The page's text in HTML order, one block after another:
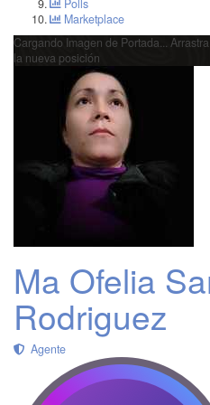
Polls
Marketplace
Cargando Imagen de Portada...
la nueva posición
Ma Ofelia
Rodriguez
Agente